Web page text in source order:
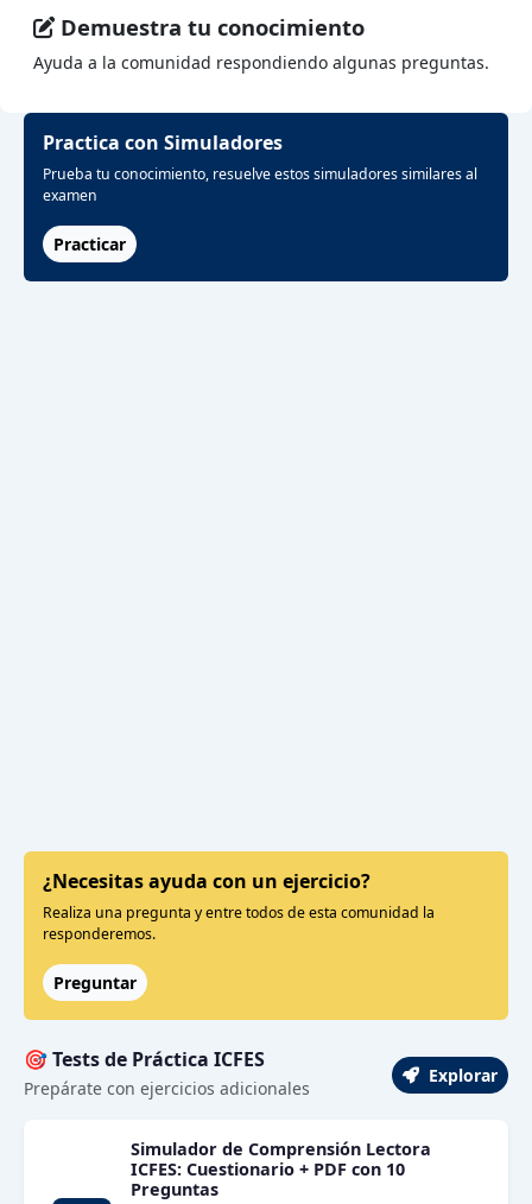
Demuestra tu conocimiento
Ayuda a la comunidad respondiendo algunas preguntas.
Practica con Simuladores
Prueba tu conocimiento, resuelve estos simuladores similares al
examen
Practicar
¿Necesitas ayuda con un ejercicio?
Realiza una pregunta y entre todos de esta comunidad la
responderemos.
Preguntar
🎯 Tests de Práctica ICFES
Prepárate con ejercicios adicionales
Explorar
Simulador de Comprensión Lectora
ICFES: Cuestionario + PDF con 10
Preguntas